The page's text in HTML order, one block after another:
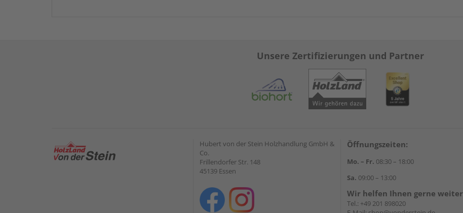
Unsere Zertifizierungen und Partner
Hubert von der Stein Holzhandlung GmbH &
Co.
Frillendorfer Str. 148
45139 Essen
Öffnungszeiten:
Mo. – Fr. 08:30 – 18:00
Sa. 09:00 – 13:00
Wir helfen Ihnen gerne weiter
Tel.: +49 201 898020